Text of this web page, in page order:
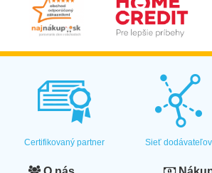
Certifikovaný partner Sieť dodávateľov